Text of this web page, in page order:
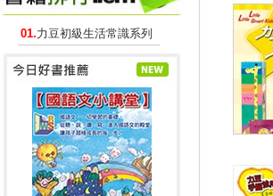
01.力豆初級生活常識系列